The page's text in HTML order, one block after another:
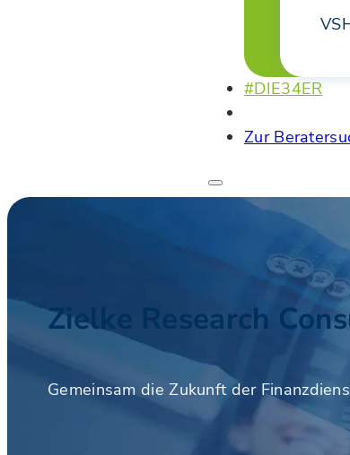
#DIE34ER
Zur
Zielke Research
Gemeinsam die Zukunft der